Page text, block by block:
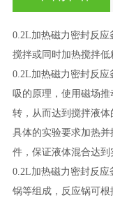
0.2L加热磁力密封反
搅拌或同时加热搅拌低
0.2L加热磁力密封反
吸的原理，使用磁场
转，从而达到搅拌液
具体的实验要求加热
件，保证液体混合达到
0.2L加热磁力密封反
锅等组成，反应锅可